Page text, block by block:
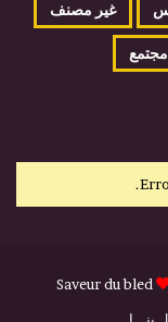
غير مصنف
مجتمع
Saveur du bled